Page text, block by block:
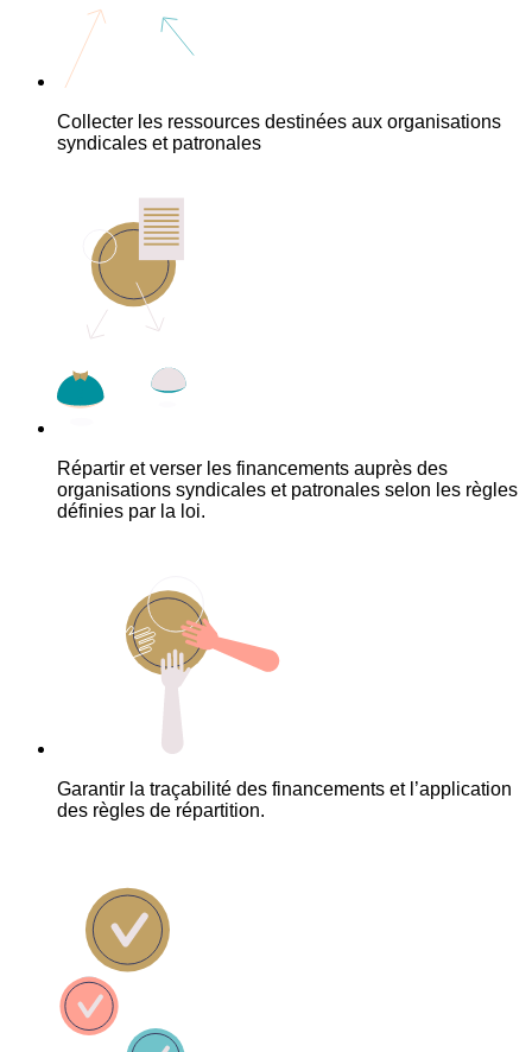
Collecter les ressources destinées aux organisations
syndicales et patronales
Répartir et verser les financements auprès des
organisations syndicales et patronales selon les règles
définies par la loi.
Garantir la traçabilité des financements et l’application
des règles de répartition.